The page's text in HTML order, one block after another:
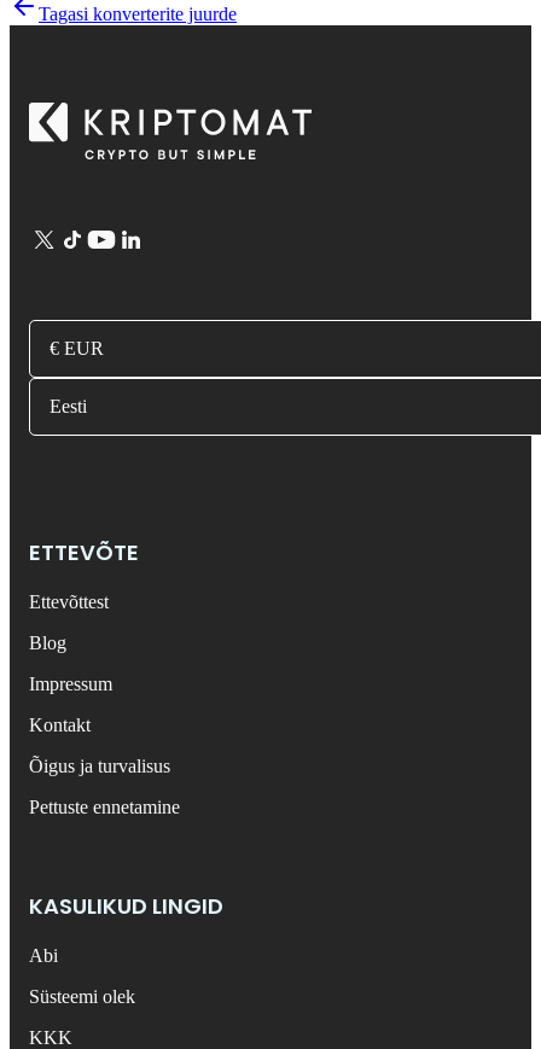
Tagasi konverterite juurde
€ EUR
Eesti
ETTEVÕTE
Ettevõttest
Blog
Impressum
Kontakt
Õigus ja turvalisus
Pettuste ennetamine
KASULIKUD LINGID
Abi
Süsteemi olek
KKK